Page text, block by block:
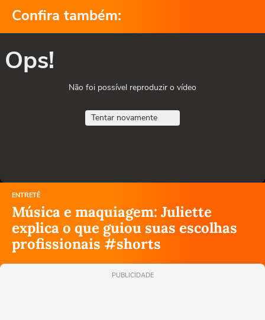
Confira também:
Ops!
Não foi possível reproduzir o vídeo
Tentar novamente
ENTRETÊ
Música e maquiagem: Juliette
explica o que guiou suas escolhas
profissionais #shorts
PUBLICIDADE